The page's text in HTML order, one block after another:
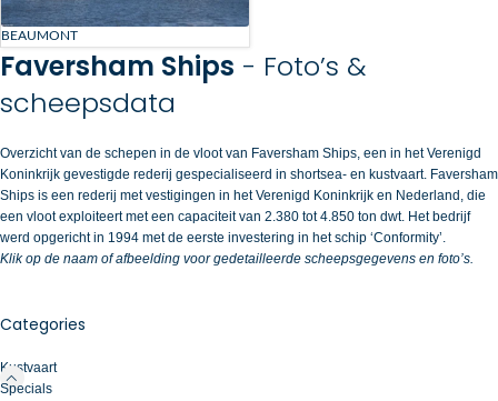
Categories
Kustvaart
Specials
BEAUMONT
Faversham Ships - Foto’s &
scheepsdata
Overzicht van de schepen in de vloot van Faversham Ships, een in het Verenigd
Koninkrijk gevestigde rederij gespecialiseerd in shortsea- en kustvaart. Faversham
Ships is een rederij met vestigingen in het Verenigd Koninkrijk en Nederland, die
een vloot exploiteert met een capaciteit van 2.380 tot 4.850 ton dwt. Het bedrijf
werd opgericht in 1994 met de eerste investering in het schip ‘Conformity’.
Klik op de naam of afbeelding voor gedetailleerde scheepsgegevens en foto’s.